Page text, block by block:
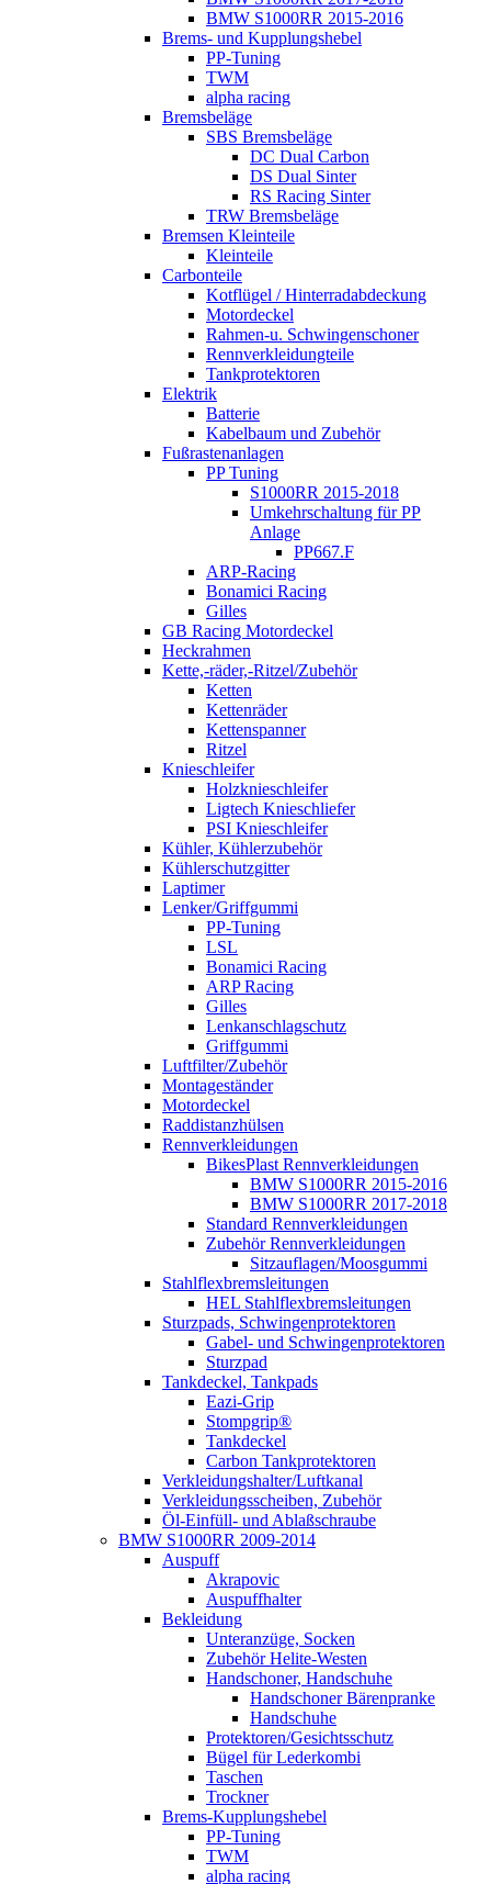
BMW S1000RR 2015-2016
Brems- und Kupplungshebel
PP-Tuning
TWM
alpha racing
Bremsbeläge
SBS Bremsbeläge
DC Dual Carbon
DS Dual Sinter
RS Racing Sinter
TRW Bremsbeläge
Bremsen Kleinteile
Kleinteile
Carbonteile
Kotflügel / Hinterradabdeckung
Motordeckel
Rahmen-u. Schwingenschoner
Rennverkleidungteile
Tankprotektoren
Elektrik
Batterie
Kabelbaum und Zubehör
Fußrastenanlagen
PP Tuning
S1000RR 2015-2018
Umkehrschaltung für PP
Anlage
PP667.F
ARP-Racing
Bonamici Racing
Gilles
GB Racing Motordeckel
Heckrahmen
Kette,-räder,-Ritzel/Zubehör
Ketten
Kettenräder
Kettenspanner
Ritzel
Knieschleifer
Holzknieschleifer
Ligtech Knieschliefer
PSI Knieschleifer
Kühler, Kühlerzubehör
Kühlerschutzgitter
Laptimer
Lenker/Griffgummi
PP-Tuning
LSL
Bonamici Racing
ARP Racing
Gilles
Lenkanschlagschutz
Griffgummi
Luftfilter/Zubehör
Montageständer
Motordeckel
Raddistanzhülsen
Rennverkleidungen
BikesPlast Rennverkleidungen
BMW S1000RR 2015-2016
BMW S1000RR 2017-2018
Standard Rennverkleidungen
Zubehör Rennverkleidungen
Sitzauflagen/Moosgummi
Stahlflexbremsleitungen
HEL Stahlflexbremsleitungen
Sturzpads, Schwingenprotektoren
Gabel- und Schwingenprotektoren
Sturzpad
Tankdeckel, Tankpads
Eazi-Grip
Stompgrip®
Tankdeckel
Carbon Tankprotektoren
Verkleidungshalter/Luftkanal
Verkleidungsscheiben, Zubehör
Öl-Einfüll- und Ablaßschraube
BMW S1000RR 2009-2014
Auspuff
Akrapovic
Auspuffhalter
Bekleidung
Unteranzüge, Socken
Zubehör Helite-Westen
Handschoner, Handschuhe
Handschoner Bärenpranke
Handschuhe
Protektoren/Gesichtsschutz
Bügel für Lederkombi
Taschen
Trockner
Brems-Kupplungshebel
PP-Tuning
TWM
alpha racing